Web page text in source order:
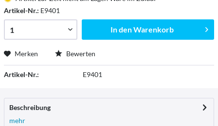
Artikel-Nr.: E9401
In denWarenkorb
Merken Bewerten
Artikel-Nr.: E9401
Beschreibung
mehr